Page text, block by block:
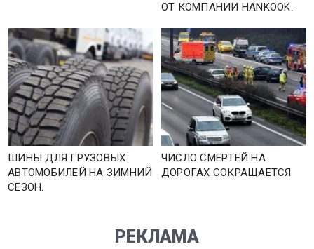
ОТ КОМПАНИИ HANKOOK.
ШИНЫ ДЛЯ ГРУЗОВЫХ
АВТОМОБИЛЕЙ НА ЗИМНИЙ
СЕЗОН.
ЧИСЛО СМЕРТЕЙ НА
ДОРОГАХ СОКРАЩАЕТСЯ
РЕКЛАМА